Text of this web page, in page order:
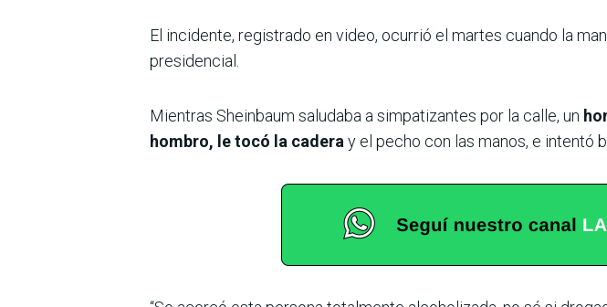
El incidente, registrado en video, ocurrió el martes cuando la
presidencial.
Mientras Sheinbaum saludaba a simpatizantes por la calle, un
hombro, le tocó la cadera y el pecho con las manos, e intentó